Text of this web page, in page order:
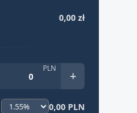
0,00 zł
PLN +
0,00 PLN